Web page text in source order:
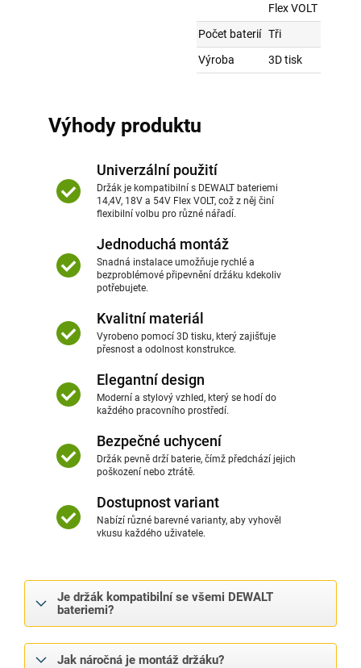
Flex VOLT
Počet baterií Tři
Výroba
3D tisk
Výhody produktu
Univerzální použití
Držák je kompatibilní s DEWALT bateriemi
14,4V, 18V a 54V Flex VOLT, což z něj činí
flexibilní volbu pro různé nářadí.
Jednoduchá montáž
Snadná instalace umožňuje rychlé a
bezproblémové připevnění držáku kdekoliv
potřebujete.
Kvalitní materiál
Vyrobeno pomocí 3D tisku, který zajišťuje
přesnost a odolnost konstrukce.
Elegantní design
Moderní a stylový vzhled, který se hodí do
každého pracovního prostředí.
Bezpečné uchycení
Držák pevně drží baterie, čímž předchází jejich
poškození nebo ztrátě.
Dostupnost variant
Nabízí různé barevné varianty, aby vyhověl
vkusu každého uživatele.
Je držák kompatibilní se všemi DEWALT
bateriemi?
Jak náročná je montáž držáku?